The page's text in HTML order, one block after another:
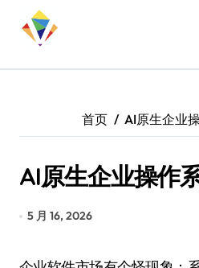
首页 AI原生企业
AI原生企业操作
5 月 16, 2026